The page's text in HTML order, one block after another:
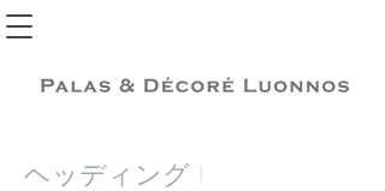
ヘッディング 1